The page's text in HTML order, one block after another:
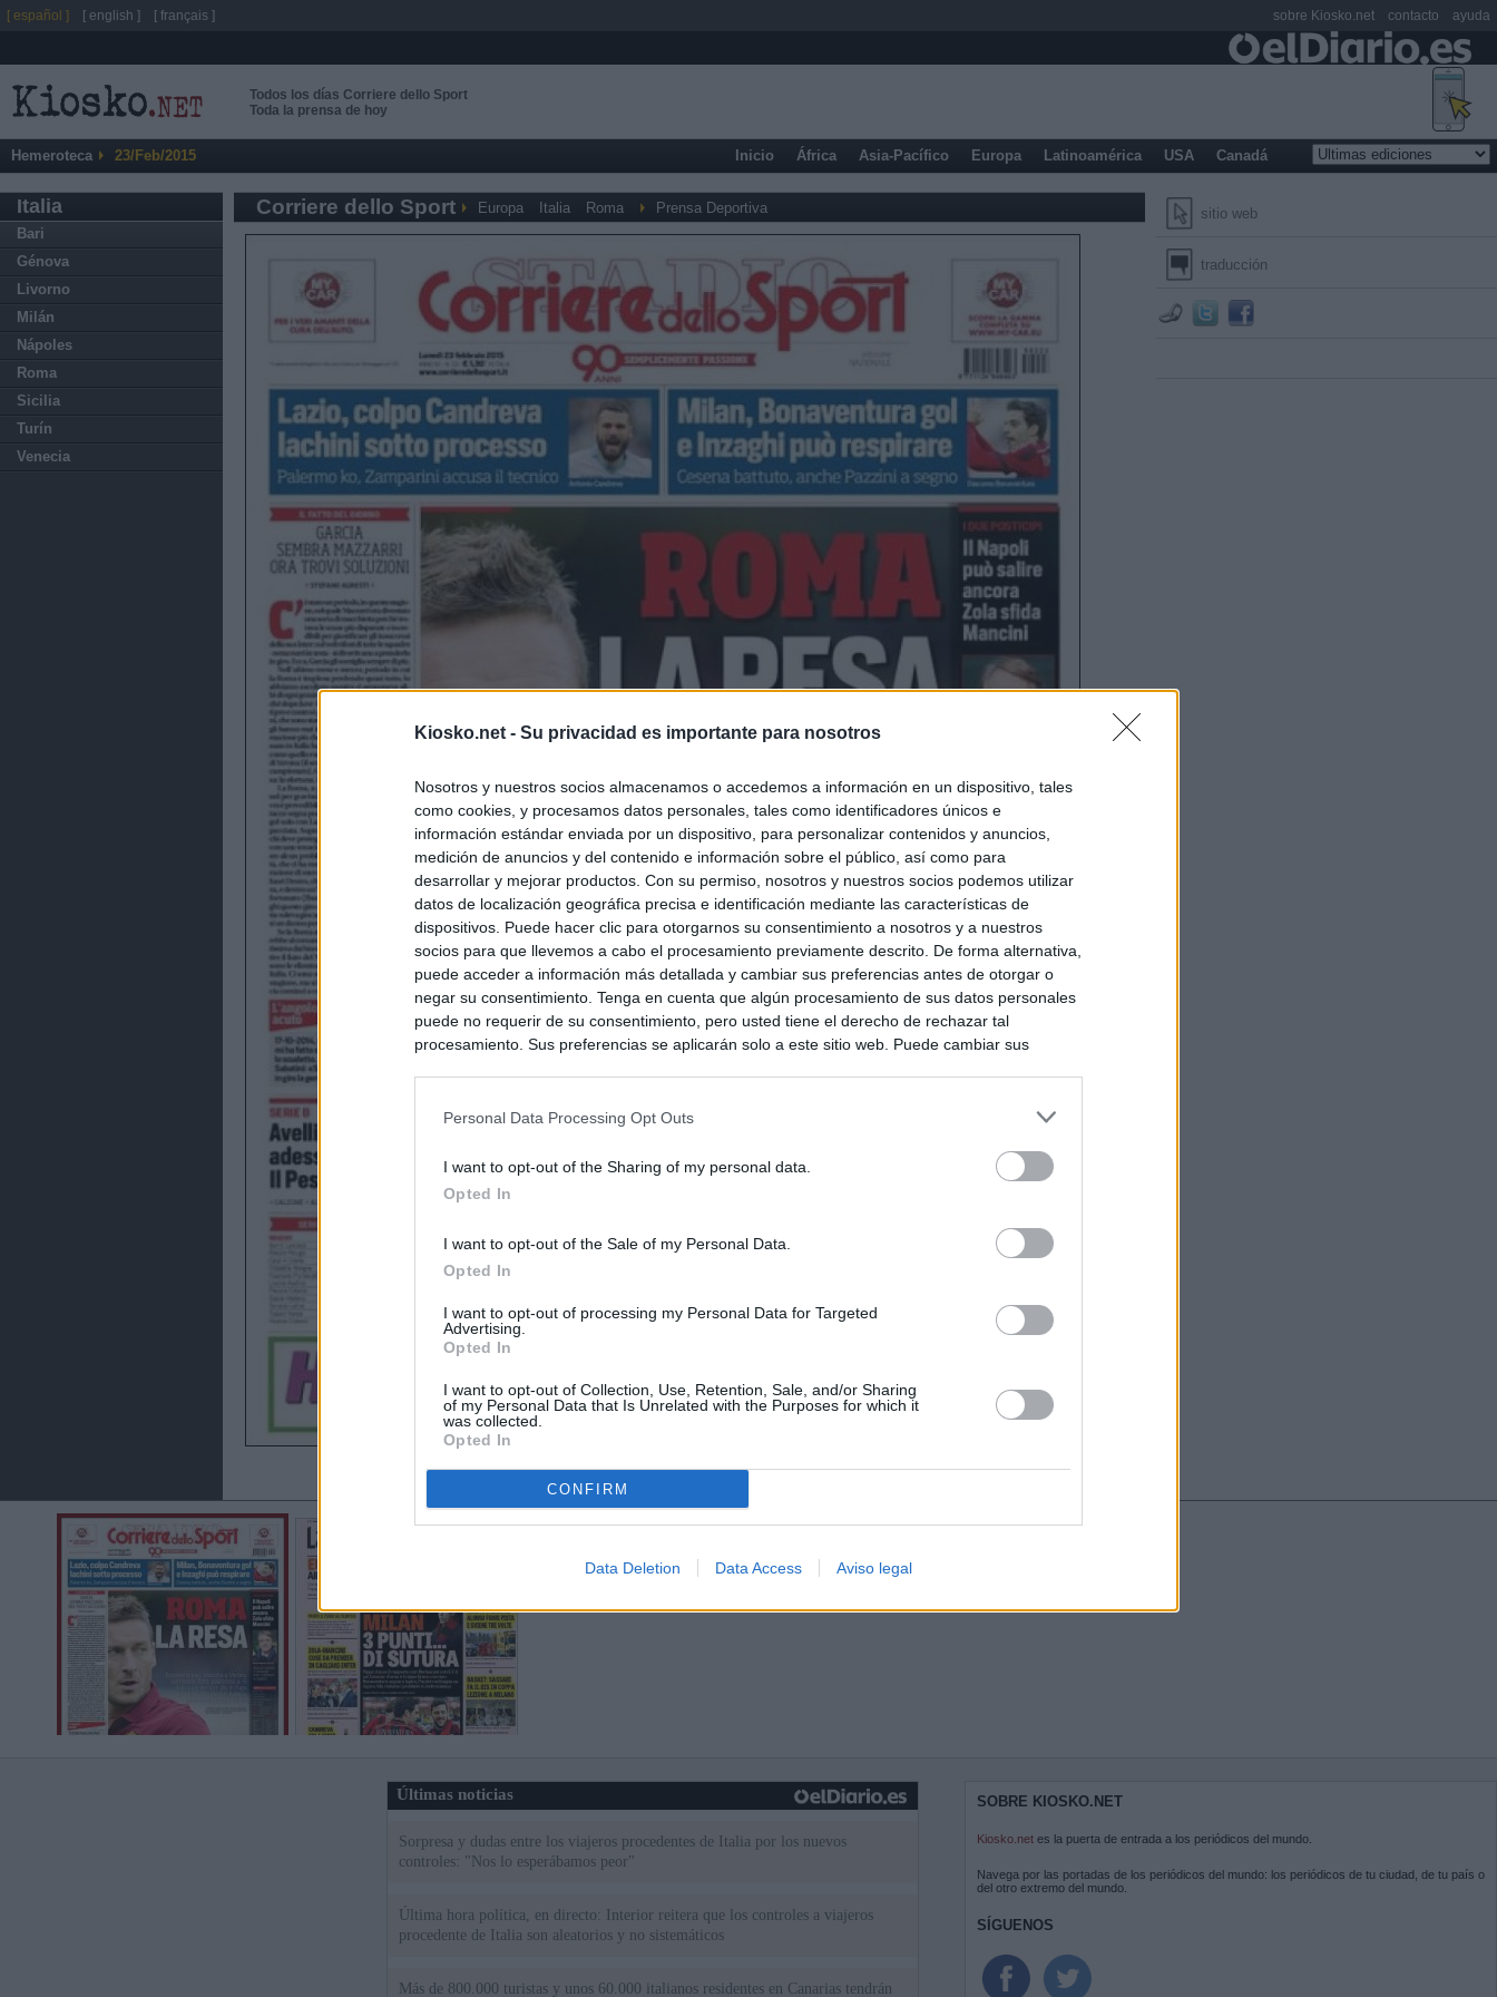
Kiosko.net - Su privacidad es importante para nosotros
Nosotros y nuestros socios almacenamos o accedemos a información en un dispositivo, tales
como cookies, y procesamos datos personales, tales como identificadores únicos e
información estándar enviada por un dispositivo, para personalizar contenidos y anuncios,
medición de anuncios y del contenido e información sobre el público, así como para
desarrollar y mejorar productos. Con su permiso, nosotros y nuestros socios podemos utilizar
datos de localización geográfica precisa e identificación mediante las características de
dispositivos. Puede hacer clic para otorgarnos su consentimiento a nosotros y a nuestros
socios para que llevemos a cabo el procesamiento previamente descrito. De forma alternativa,
puede acceder a información más detallada y cambiar sus preferencias antes de otorgar o
negar su consentimiento. Tenga en cuenta que algún procesamiento de sus datos personales
puede no requerir de su consentimiento, pero usted tiene el derecho de rechazar tal
procesamiento. Sus preferencias se aplicarán solo a este sitio web. Puede cambiar sus
Personal Data Processing Opt Outs
I want to opt-out of the Sharing of my personal data.
Opted In
I want to opt-out of the Sale of my Personal Data.
Opted In
I want to opt-out of processing my Personal Data for Targeted
Advertising.
Opted In
I want to opt-out of Collection, Use, Retention, Sale, and/or Sharing
of my Personal Data that Is Unrelated with the Purposes for which it
was collected.
Opted In
CONFIRM
Data Deletion Data Access Aviso legal
Todos los días Corriere dello Sport
Toda la prensa de hoy
Hemeroteca 23/Feb/2015 Inicio África Asia-Pacífico Europa Latinoamérica USA Canadá
Italia
Bari
Génova
Livorno
Milán
Nápoles
Roma
Sicilia
Turín
Venecia
sitio web
traducción
Corriere dello Sport Europa Italia Roma Prensa Deportiva
Últimas noticias
Sorpresa y dudas entre los viajeros procedentes de Italia por los nuevos
controles: "Nos lo esperábamos peor"
Última hora política, en directo: Interior reitera que los controles a viajeros
procedente de Italia son aleatorios y no sistemáticos
Más de 800.000 turistas y unos 60.000 italianos residentes en Canarias tendrán
SOBRE KIOSKO.NET
Kiosko.net es la puerta de entrada a los periódicos del mundo.
Navega por las portadas de los periódicos del mundo: los periódicos de tu ciudad, de tu país o
del otro extremo del mundo.
SÍGUENOS
[ español ] [ english ] [ français ] sobre Kiosko.net contacto ayuda